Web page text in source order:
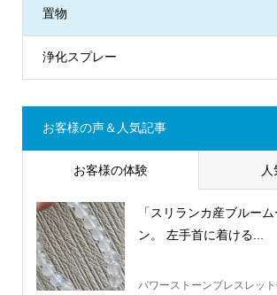
置物
浄化スプレー
お客様の声＆人気記事
お客様の体験
「スリランカ産ブルー
ン。 左手首に着ける...
パワーストーンブレスレッ